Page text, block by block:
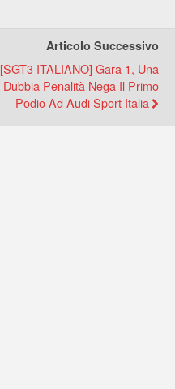
Articolo Successivo
[SGT3 ITALIANO] Gara 1, Una
Dubbia Penalità Nega Il Primo
Podio Ad Audi Sport Italia